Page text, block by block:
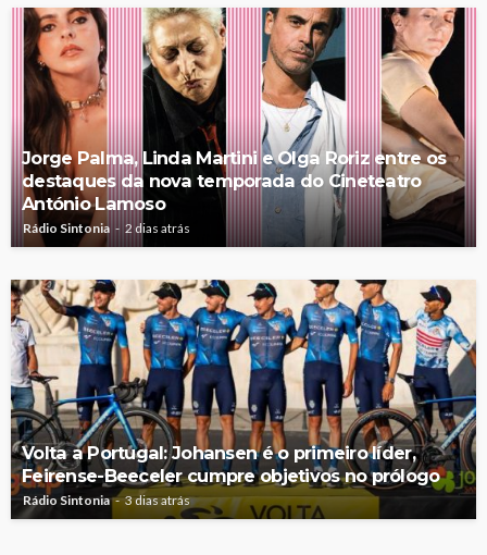
Jorge Palma, Linda Martini e Olga Roriz entre os
destaques da nova temporada do Cineteatro
António Lamoso
Rádio Sintonia 2 dias atrás
Volta a Portugal: Johansen é o primeiro líder,
Feirense-Beeceler cumpre objetivos no prólogo
Rádio Sintonia 3 dias atrás